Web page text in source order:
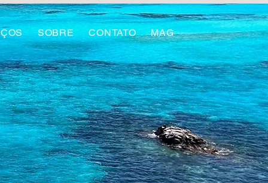
SOBRE CONTATO MAG